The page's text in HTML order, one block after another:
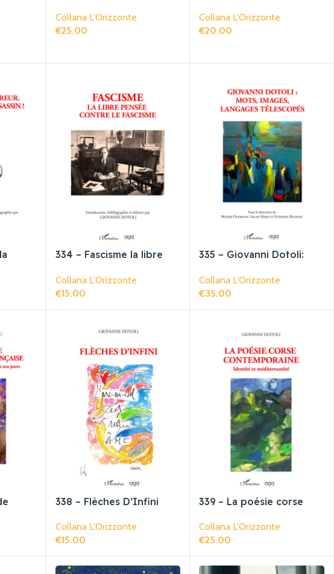
Collana L'Orizzonte
€25.00
et quelques bonnes
intentions
Collana L'Orizzonte
€20.00
334 – Fascisme la libre
fascisme
Collana L'Orizzonte
€15.00
335 – Giovanni Dotoli:
télescopés
Collana L'Orizzonte
€35.00
338 – Flèches D’Infini
Collana L'Orizzonte
€15.00
339 – La poésie corse
Collana L'Orizzonte
€25.00